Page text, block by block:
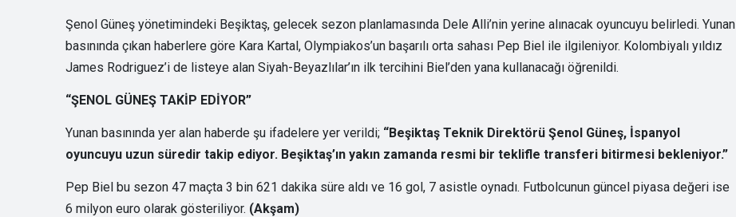
Şenol Güneş yönetimindeki Beşiktaş, gelecek sezon planlamasında Dele Alli’nin yerine alınacak oyuncuyu belirledi. Yunan
basınında çıkan haberlere göre Kara Kartal, Olympiakos’un başarılı orta sahası Pep Biel ile ilgileniyor. Kolombiyalı yıldız
James Rodriguez’i de listeye alan Siyah-Beyazlılar’ın ilk tercihini Biel’den yana kullanacağı öğrenildi.
“ŞENOL GÜNEŞ TAKİP EDİYOR”
Yunan basınında yer alan haberde şu ifadelere yer verildi; “Beşiktaş Teknik Direktörü Şenol Güneş, İspanyol
oyuncuyu uzun süredir takip ediyor. Beşiktaş’ın yakın zamanda resmi bir teklifle transferi bitirmesi bekleniyor.”
Pep Biel bu sezon 47 maçta 3 bin 621 dakika süre aldı ve 16 gol, 7 asistle oynadı. Futbolcunun güncel piyasa değeri ise
6 milyon euro olarak gösteriliyor. (Akşam)